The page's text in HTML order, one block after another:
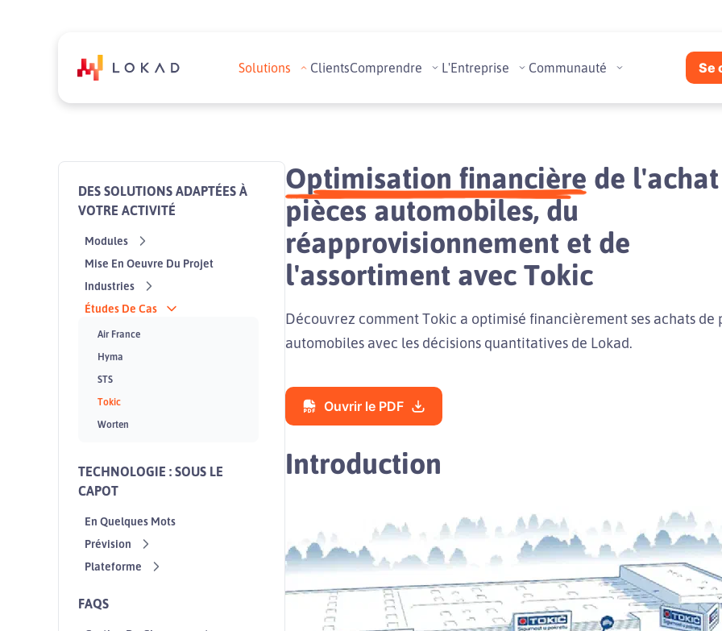
Solutions ClientsComprendre L'Entreprise Communauté Se
DES SOLUTIONS ADAPTÉES À
VOTRE ACTIVITÉ
Modules
Mise En Oeuvre Du Projet
Industries
Études De Cas
Air France
Hyma
STS
Tokic
Worten
TECHNOLOGIE : SOUS LE
CAPOT
En Quelques Mots
Prévision
Plateforme
FAQS
Optimisation financière de
pièces automobiles, du
réapprovisionnement et de
l'assortiment avec Tokic
Découvrez comment Tokic a optimisé financièrement ses achats de
automobiles avec les décisions quantitatives de Lokad.
Ouvrir le PDF
Introduction